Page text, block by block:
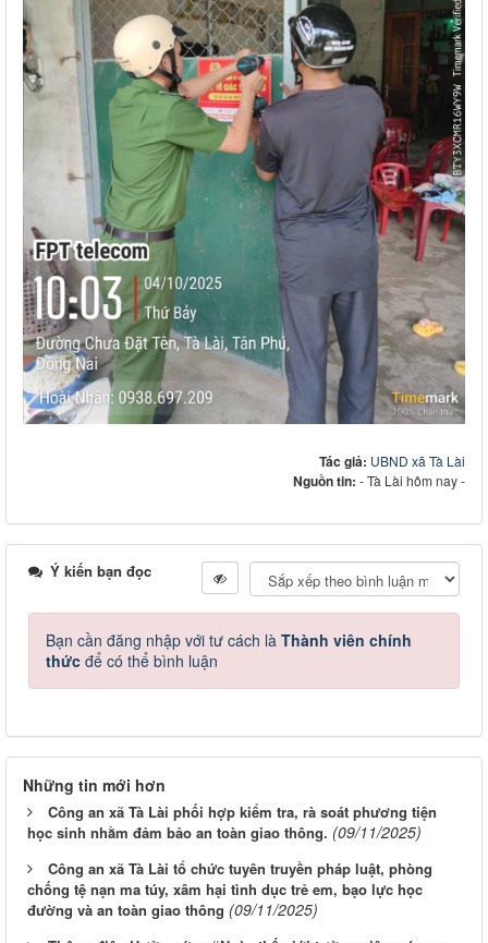
Tác giả: UBND xã Tà Lài
Nguồn tin: - Tà Lài hôm nay -
Ý kiến bạn đọc
Bạn cần đăng nhập với tư cách là Thành viên chính
thức để có thể bình luận
Những tin mới hơn
Công an xã Tà Lài phối hợp kiểm tra, rà soát phương tiện
học sinh nhằm đảm bảo an toàn giao thông. (09/11/2025)
Công an xã Tà Lài tổ chức tuyên truyền pháp luật, phòng
chống tệ nạn ma túy, xâm hại tình dục trẻ em, bạo lực học
đường và an toàn giao thông (09/11/2025)